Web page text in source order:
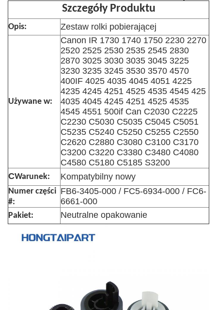
Szczegóły Produktu
Opis: Zestaw rolki pobierającej
Używane w:
Canon IR 1730 1740 1750 2230 2270
2520 2525 2530 2535 2545 2830
2870 3025 3030 3035 3045 3225
3230 3235 3245 3530 3570 4570
400IF 4025 4035 4045 4051 4225
4235 4245 4251 4525 4535 4545 425
4035 4045 4245 4251 4525 4535
4545 4551 500if Can C2030 C2225
C2230 C5030 C5035 C5045 C5051
C5235 C5240 C5250 C5255 C2550
C2620 C2880 C3080 C3100 C3170
C3200 C3220 C3380 C3480 C4080
C4580 C5180 C5185 S3200
CWarunek: Kompatybilny nowy
Numer części
#:
FB6-3405-000 / FC5-6934-000 / FC6-
6661-000
Pakiet: Neutralne opakowanie